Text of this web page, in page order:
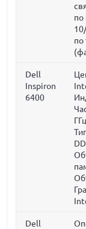
по
по
Dell
Inspiron
6400
ГГц
Dell